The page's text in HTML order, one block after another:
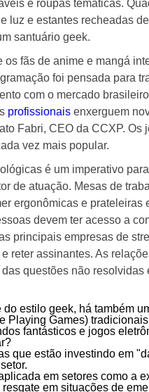
e roupas temáticas.
luz e estantes recheadas
santuário geek.
fãs de anime e mangá
foi pensada para
com o mercado
profissionaisenxerguem
Fabri, CEO da CCXP.
vez mais popular.
é um imperativo
de atuação. Mesas de
ergonômicas e prateleiras
devem ter acesso a
principais empresas de
reter assinantes. As
questões não resolvidas
estilo geek, há também
Playing Games)
fantásticos e jogos
que estão investindo em
em setores como a
em situações de